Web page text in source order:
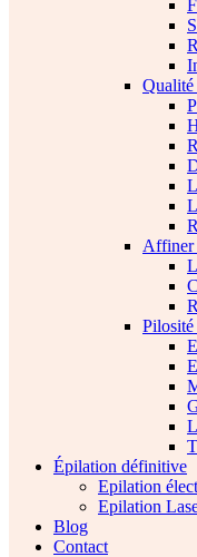
Qualité
Affiner
Épilation définitive
Epilation
Epilation
Blog
Contact